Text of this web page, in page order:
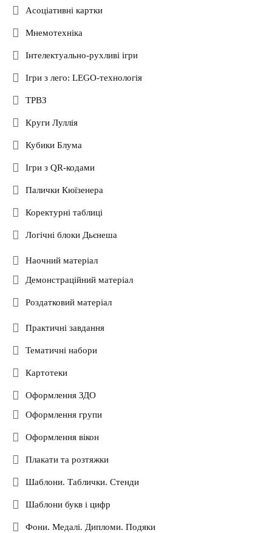
Асоціативні картки
Мнемотехніка
Інтелектуально-рухливі ігри
Ігри з лего: LEGO-технологія
ТРВЗ
Круги Луллія
Кубики Блума
Ігри з QR-кодами
Палички Кюїзенера
Коректурні таблиці
Логічні блоки Дьєнеша
Наочний матеріал
Демонстраційний матеріал
Роздатковий матеріал
Практичні завдання
Тематичні набори
Картотеки
Оформлення ЗДО
Оформлення групи
Оформлення вікон
Плакати та розтяжки
Шаблони. Таблички. Стенди
Шаблони букв і цифр
Фони. Медалі. Дипломи. Подяки